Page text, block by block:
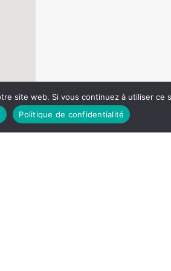
site web. Si vous continuez à utiliser
Politique de confidentialité